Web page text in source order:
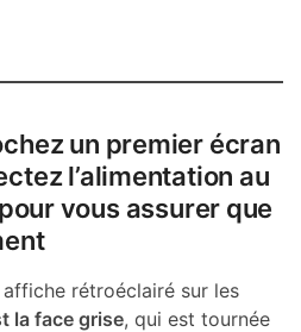
un premier écran
l’alimentation au
vous assurer que
rétroéclairé sur les
la face grise, qui est tournée